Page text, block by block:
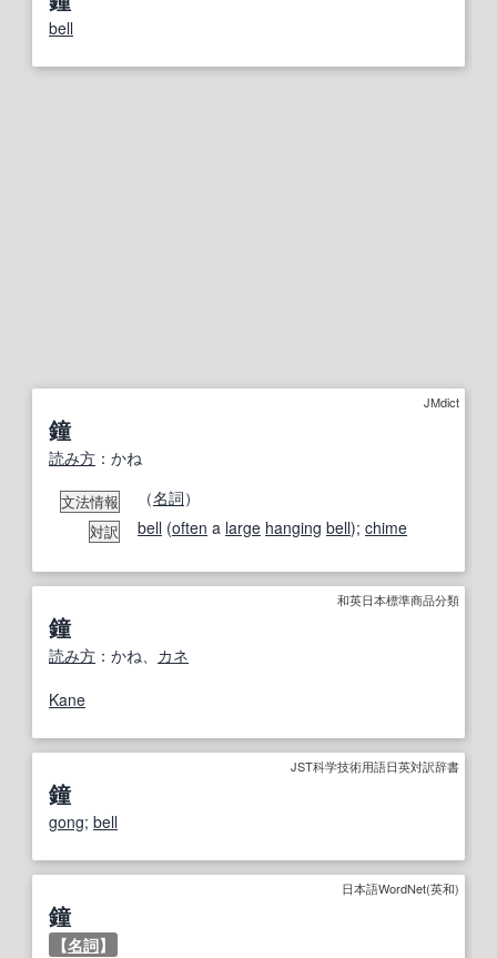
bell
JMdict
鐘
読み方 ：かね
文法情報 （名詞）
対訳 bell (often a large hanging bell); chime
和英日本標準商品分類
鐘
読み方 ：かね、 カネ
Kane
JST科学技術用語日英対訳辞書
鐘
gong; bell
日本語WordNet(英和)
鐘
【名詞】